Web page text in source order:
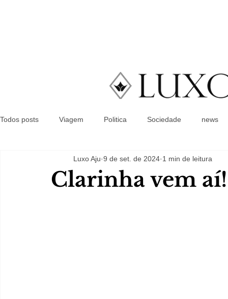
Todos posts Viagem Politica Sociedade news
Clarinha vem aí!
Luxo Aju 9 de set. de 2024 1 min de leitura